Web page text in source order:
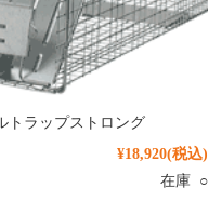
トラップストロング
¥18,920(税込)
在庫 ○